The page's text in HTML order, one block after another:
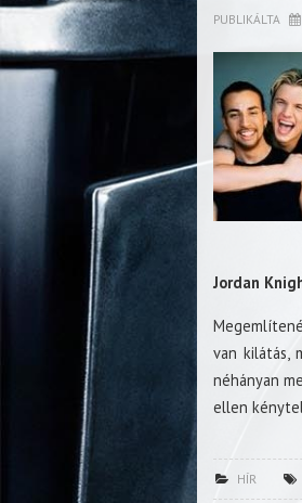
PUBLIKÁLTA
Jordan
van kilátás,
néhányan
ellen
HÍR